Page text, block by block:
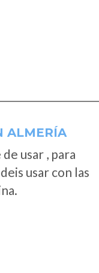
ALMERÍA
usar , para
usar con las